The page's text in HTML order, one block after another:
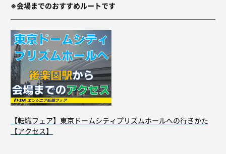
※会場までのおすすめルートです
【転職フェア】東京ドームシティプリズムホールへの行きかた
【アクセス】